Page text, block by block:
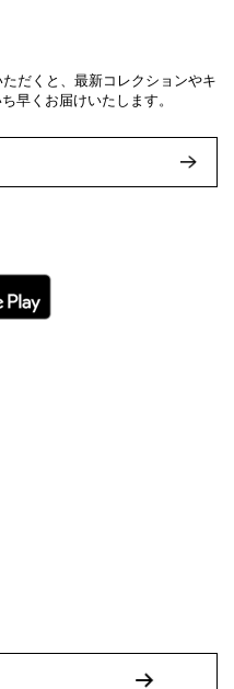
だくと、最新コレクションやキ
早くお届けいたします。